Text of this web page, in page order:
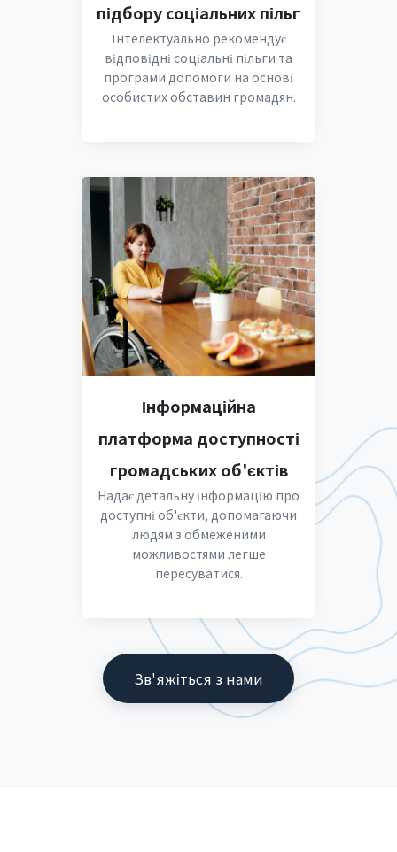
підбору соціальних пільг
Інтелектуально рекомендує
відповідні соціальні пільги та
програми допомоги на основі
особистих обставин громадян.
Інформаційна
платформа доступності
громадських об'єктів
Надає детальну інформацію про
доступні об'єкти, допомагаючи
людям з обмеженими
можливостями легше
пересуватися.
Зв'яжіться з нами